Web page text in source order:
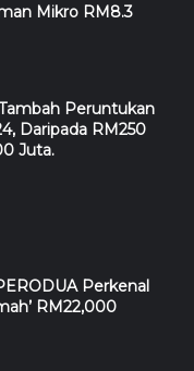
Mikro RM8.3
Peruntukan
Daripada RM250
Juta.
Perkenal
RM22,000